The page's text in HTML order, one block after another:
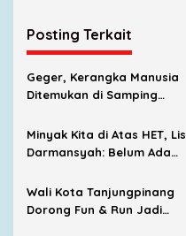
Posting Terkait
Geger, Kerangka Manusia
Ditemukan di Samping
Perumahan Mekar Jaya
Minyak Kita di Atas HET, Lis
Darmansyah: Belum Ada
Wali Kota Tanjungpinang
Dorong Fun & Run Jadi